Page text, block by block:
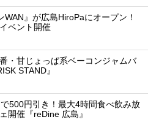
』が広島HiroPaにオープン！
ベント開催
・甘じょっぱ系ベーコンジャムバ
STAND』
500円引き！最大4時間食べ飲み放
開催『reDine 広島』